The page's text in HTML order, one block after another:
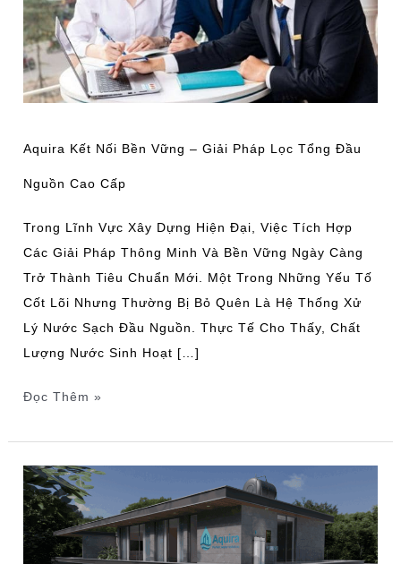
Aquira Kết Nối Bền Vững – Giải Pháp Lọc Tổng Đầu
Nguồn Cao Cấp
Trong Lĩnh Vực Xây Dựng Hiện Đại, Việc Tích Hợp
Các Giải Pháp Thông Minh Và Bền Vững Ngày Càng
Trở Thành Tiêu Chuẩn Mới. Một Trong Những Yếu Tố
Cốt Lõi Nhưng Thường Bị Bỏ Quên Là Hệ Thống Xử
Lý Nước Sạch Đầu Nguồn. Thực Tế Cho Thấy, Chất
Lượng Nước Sinh Hoạt […]
Vững
–
Giải
Pháp
Nguồn
Đọc Thêm »
Aquira
–
Hệ
Thống